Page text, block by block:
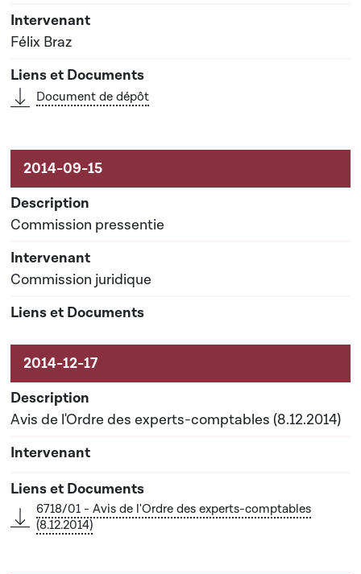
Félix Braz
Document de dépôt
Commission pressentie
Commission juridique
Avis de l'Ordre des experts-comptables (8.12.2014)
6718/01 - Avis de l'Ordre des experts-comptables
(8.12.2014)